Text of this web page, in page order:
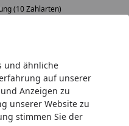
und ähnliche
auf unserer
Anzeigen zu
unserer Website zu
stimmen Sie der
(10 Zahlarten)
Überwurfmutter (ET10-